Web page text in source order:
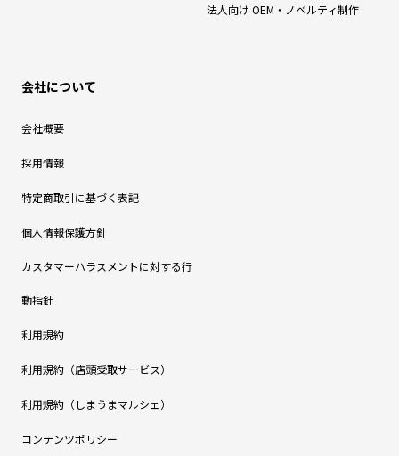
法人向け OEM・ノベルティ制作
会社について
会社概要
採用情報
特定商取引に基づく表記
個人情報保護方針
カスタマーハラスメントに対する行
動指針
利用規約
利用規約（店頭受取サービス）
利用規約（しまうまマルシェ）
コンテンツポリシー